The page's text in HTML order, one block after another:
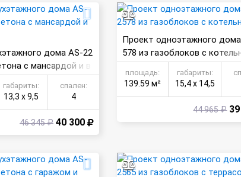
дома AS-22
с мансардой и в
габариты:
13,3 х 9,5
спален:
4
46 345 ₽ 40 300
Проект одноэтажного
578 из газоблоков с
площадь:
139.59 м²
габариты:
15,4 х 14,5
44 965 ₽